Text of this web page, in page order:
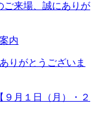
ご来場、誠にありが
内
りがとうございま
月１日（月）・２